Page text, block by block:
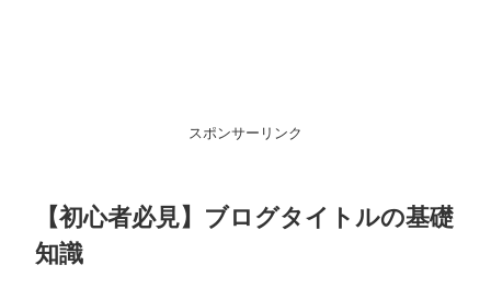
スポンサーリンク
【初心者必見】ブログタイトルの基礎
知識